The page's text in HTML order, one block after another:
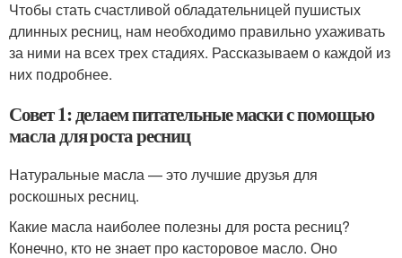
Чтобы стать счастливой обладательницей пушистых
длинных ресниц, нам необходимо правильно ухаживать
за ними на всех трех стадиях. Рассказываем о каждой из
них подробнее.
Совет 1: делаем питательные маски с помощью
масла для роста ресниц
Натуральные масла — это лучшие друзья для
роскошных ресниц.
Какие масла наиболее полезны для роста ресниц?
Конечно, кто не знает про касторовое масло. Оно